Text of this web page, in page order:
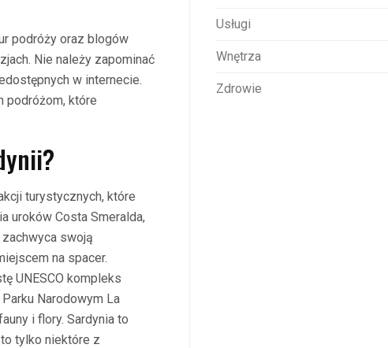
podróży oraz blogów
Nie należy zapominać
w internecie.
podróżom, które
turystycznych, które
uroków Costa Smeralda,
swoją
na spacer.
UNESCO kompleks
Narodowym La
i flory. Sardynia to
tylko niektóre z
Usługi
Wnętrza
Zdrowie